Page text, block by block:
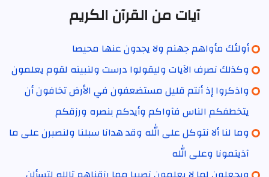
آيات من القرآن الكريم
أولئك مأواهم جهنم ولا يجدون عنها محيصا
وكذلك نصرف الآيات وليقولوا درست ولنبينه لقوم يعلمون
واذكروا إذ أنتم قليل مستضعفون في الأرض تخافون أن
يتخطفكم الناس فآواكم وأيدكم بنصره ورزقكم
وما لنا ألا نتوكل على الله وقد هدانا سبلنا ولنصبرن على ما
آذيتمونا وعلى الله